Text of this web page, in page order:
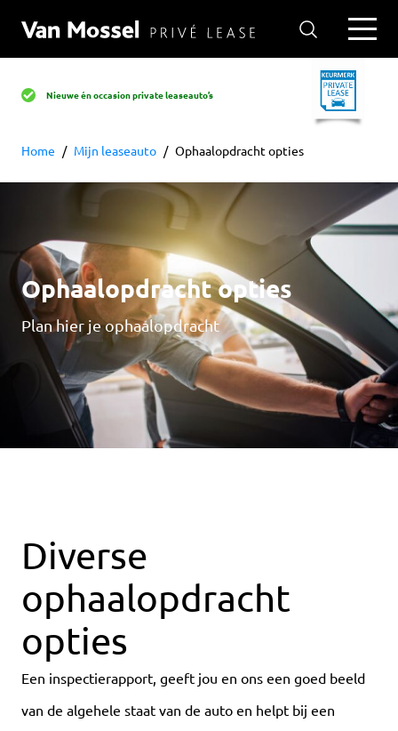
Nieuwe én occasion private leaseauto’s
Home Mijn leaseauto Ophaalopdracht opties
Ophaalopdracht opties
Plan hier je ophaalopdracht
Diverse
ophaalopdracht
opties
Een inspectierapport, geeft jou en ons een goed beeld
van de algehele staat van de auto en helpt bij een